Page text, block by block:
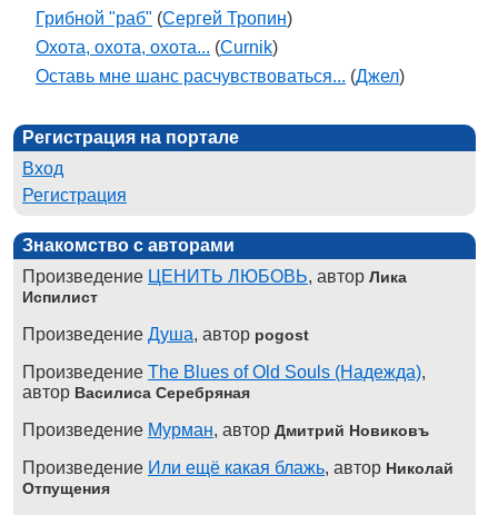
Грибной "раб" (Сергей Тропин)
Охота, охота, охота... (Curnik)
Оставь мне шанс расчувствоваться... (Джел)
Регистрация на портале
Вход
Регистрация
Знакомство с авторами
Произведение ЦЕНИТЬ ЛЮБОВЬ, автор Лика
Испилист
Произведение Душа, автор pogost
Произведение The Blues of Old Souls (Надежда),
автор Василиса Серебряная
Произведение Мурман, автор Дмитрий Новиковъ
Произведение Или ещё какая блажь, автор Николай
Отпущения